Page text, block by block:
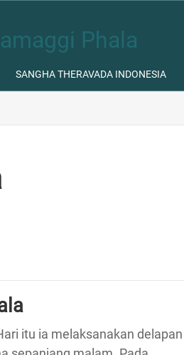
Phala
SANGHA THERAVADA INDONESIA
itu ia melaksanakan delapan